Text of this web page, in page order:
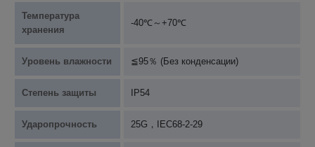
Температура
хранения
-40℃～+70℃
Уровень влажности ≦95％ (Без конденсации)
Степень защиты IP54
Ударопрочность 25G，IEC68-2-29